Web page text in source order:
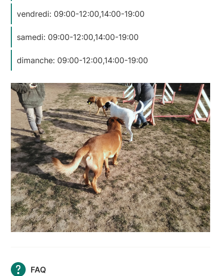
vendredi: 09:00-12:00,14:00-19:00
samedi: 09:00-12:00,14:00-19:00
dimanche: 09:00-12:00,14:00-19:00
FAQ